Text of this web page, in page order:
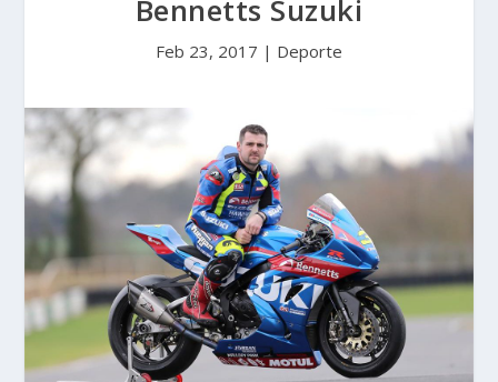
Bennetts Suzuki
Feb 23, 2017 | Deporte